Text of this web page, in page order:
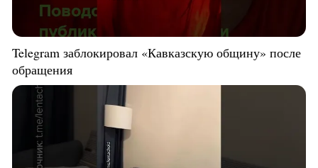
Telegram заблокировал «Кавказскую общину» после
обращения